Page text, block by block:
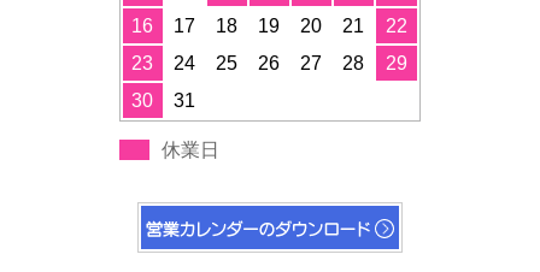
16
17 18 19 20 21
22
23
24 25 26 27 28
29
30
31
休業日